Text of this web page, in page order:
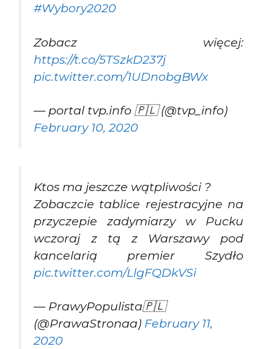
#Wybory2020
Zobacz więcej:
https://t.co/5TSzkD237j
pic.twitter.com/1UDnobgBWx
— portal tvp.info 🇵🇱 (@tvp_info)
February 10, 2020
Ktos ma jeszcze wątpliwości ?
Zobaczcie tablice rejestracyjne na
przyczepie zadymiarzy w Pucku
wczoraj z tą z Warszawy pod
kancelarią premier Szydło
pic.twitter.com/LlgFQDkVSi
— PrawyPopulista🇵🇱
(@PrawaStronaa) February 11,
2020